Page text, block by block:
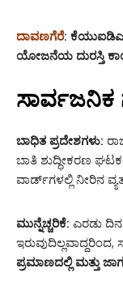
ದಾವಣಗೆರೆ:
ಯೋಜನೆಯ ದುರಸ್ತಿ
ಸಾರ್ವಜನಿಕ
ಬಾಧಿತ ಪ್ರದೇಶಗಳು:
ಬಾತಿ ಶುದ್ಧೀಕರಣ
ವಾರ್ಡ್‌ಗಳಲ್ಲಿ ನೀರಿನ
ಮುನ್ನೆಚ್ಚರಿಕೆ: ಎರಡು
ಇರುವುದಿಲ್ಲವಾದ್ದರಿಂದ,
ಪ್ರಮಾಣದಲ್ಲಿ ಮತ್ತು